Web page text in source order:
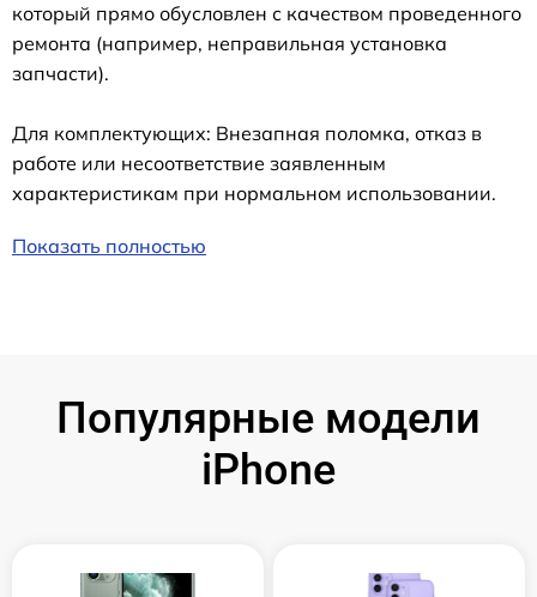
который прямо обусловлен с качеством проведенного
ремонта (например, неправильная установка
запчасти).
Для комплектующих: Внезапная поломка, отказ в
работе или несоответствие заявленным
характеристикам при нормальном использовании.
Показать полностью
Популярные модели
iPhone